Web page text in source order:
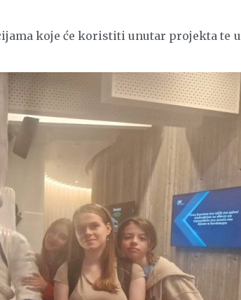
koje će koristiti unutar projekta te u